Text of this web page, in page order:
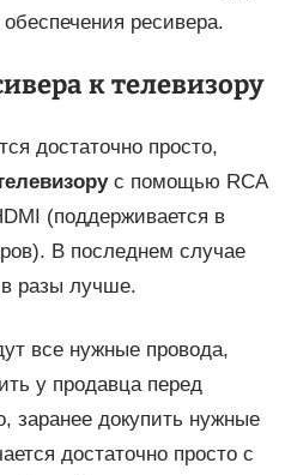
ресивера.
к телевизору
достаточно просто,
с помощью RCA
(поддерживается в
В последнем случае
в разы лучше.
все нужные провода,
у продавца перед
заранее докупить нужные
достаточно просто с